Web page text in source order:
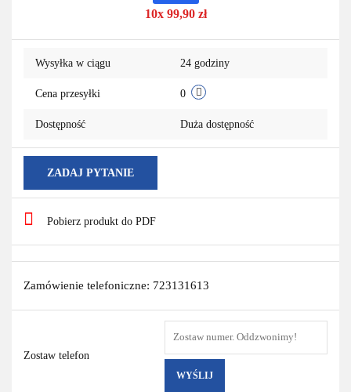
10x 99,90 zł
Wysyłka w ciągu 24 godziny
Cena przesyłki 0
Dostępność Duża dostępność
ZADAJ PYTANIE
Pobierz produkt do PDF
Zamówienie telefoniczne: 723131613
Zostaw telefon
WYŚLIJ